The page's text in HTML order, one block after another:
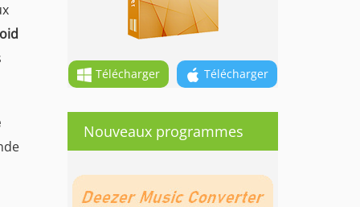
Télécharger Télécharger
Nouveaux programmes